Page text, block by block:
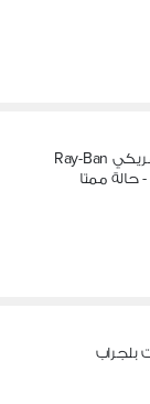
نظارة ريبان أصلية فينتج أمريكي Ray-Ban